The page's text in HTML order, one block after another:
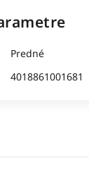
Predné
4018861001681